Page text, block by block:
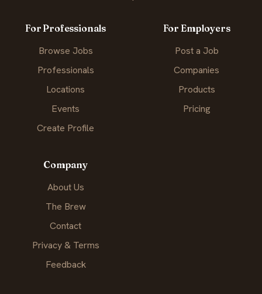
For Professionals
Browse Jobs
Professionals
Locations
Events
Create Profile
For Employers
Post a Job
Companies
Products
Pricing
Company
About Us
The Brew
Contact
Privacy & Terms
Feedback